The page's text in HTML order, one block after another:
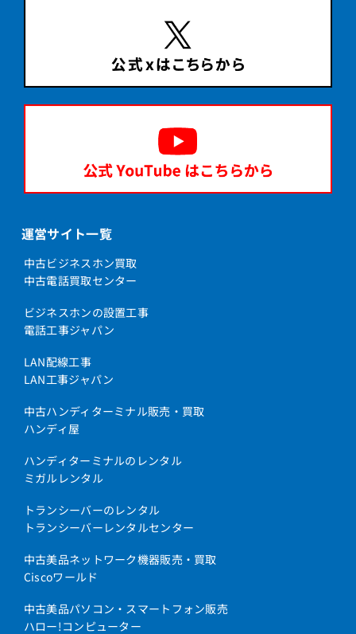
運営サイト一覧
中古ビジネスホン買取
中古電話買取センター
ビジネスホンの設置工事
電話工事ジャパン
LAN配線工事
LAN工事ジャパン
中古ハンディターミナル販売・買取
ハンディ屋
ハンディターミナルのレンタル
ミガルレンタル
トランシーバーのレンタル
トランシーバーレンタルセンター
中古美品ネットワーク機器販売・買取
Ciscoワールド
中古美品パソコン・スマートフォン販売
ハロー!コンピューター